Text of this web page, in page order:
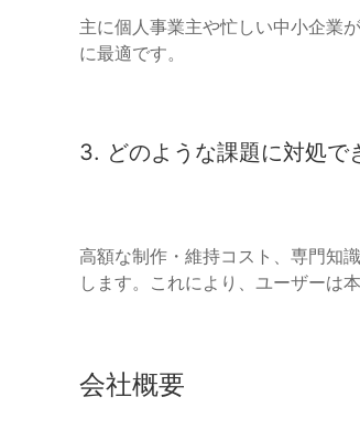
主に個人事業主や忙しい中小企業
に最適です。
3. どのような課題に対処で
高額な制作・維持コスト、専門知
します。これにより、ユーザーは
会社概要